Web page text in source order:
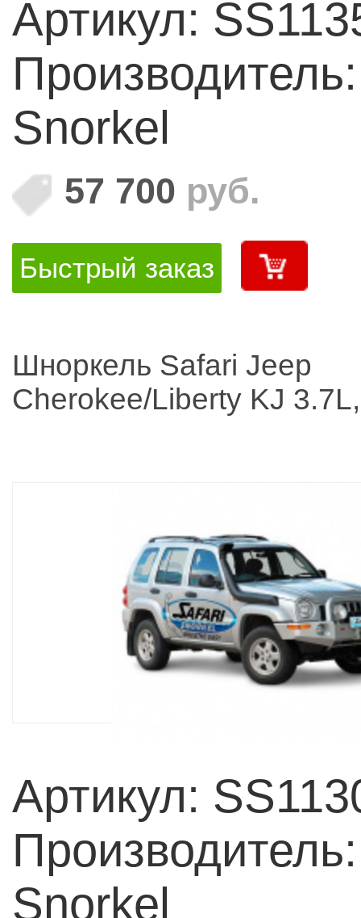
Артикул:
Snorkel
57 700 руб.
Быстрый заказ
Шноркель Safari Jeep
Cherokee/Liberty KJ
Артикул:
Snorkel